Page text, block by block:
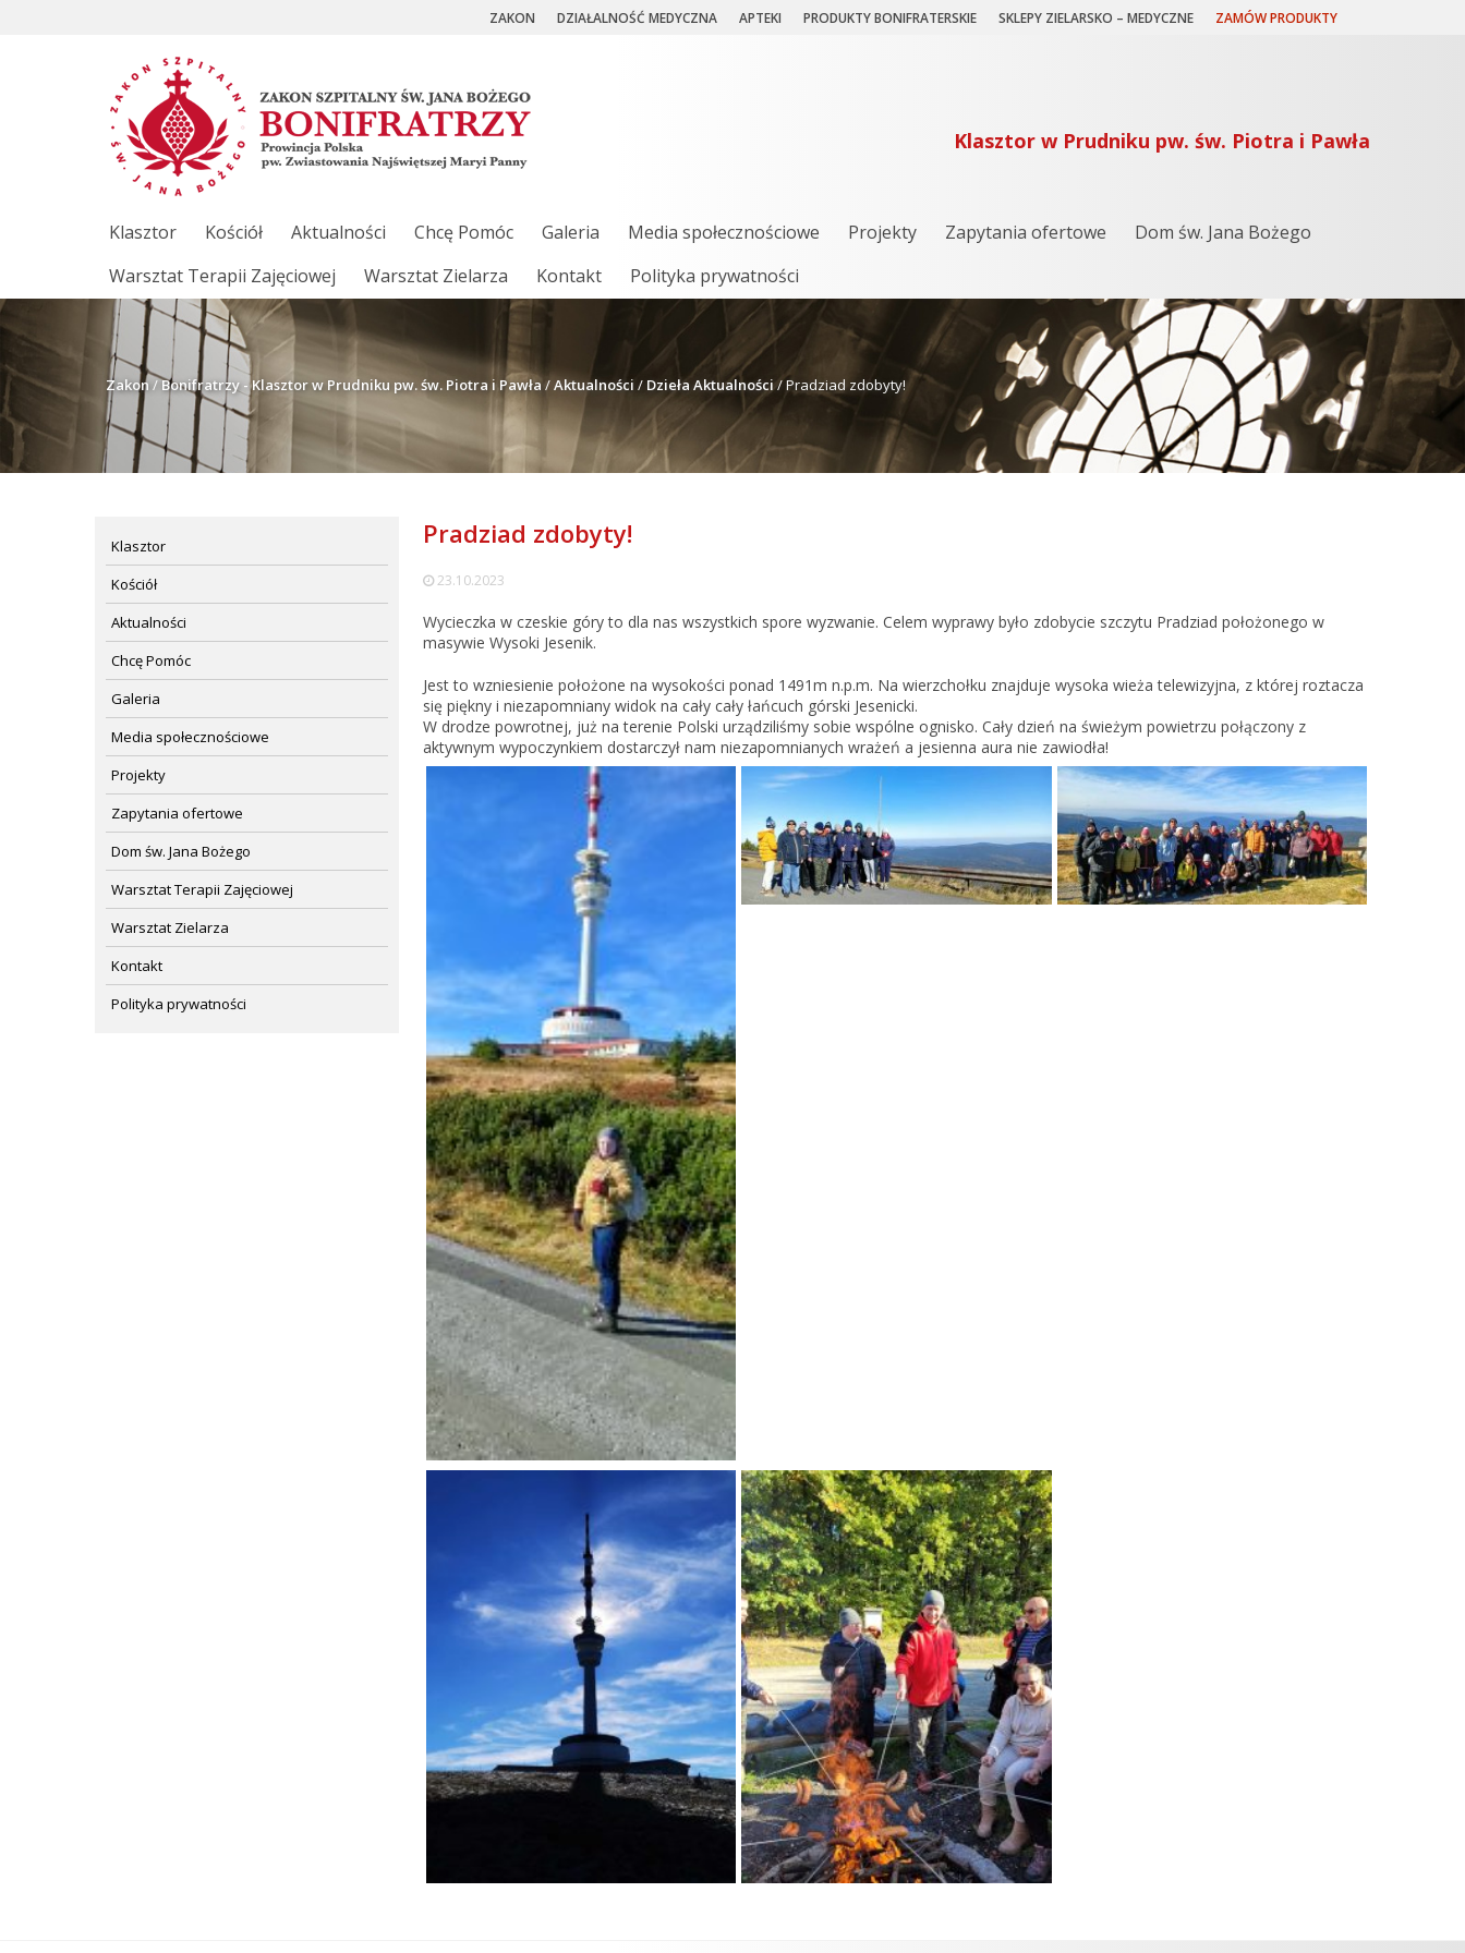
ZAKON DZIAŁALNOŚĆ MEDYCZNA APTEKI PRODUKTY BONIFRATERSKIE SKLEPY ZIELARSKO – MEDYCZNE ZAMÓW PRODUKTY
Klasztor w Prudniku pw. św. Piotra i Pawła
Klasztor Kościół Aktualności Chcę Pomóc Galeria Media społecznościowe Projekty Zapytania ofertowe
Dom św. Jana Bożego
Warsztat Terapii Zajęciowej
Warsztat Zielarza Kontakt Polityka prywatności
Zakon/Bonifratrzy - Klasztor w Prudniku pw. św. Piotra i Pawła /Aktualności / Dzieła Aktualności/Pradziad zdobyty!
Pradziad zdobyty!
23.10.2023
Wycieczka w czeskie góry to dla nas wszystkich spore wyzwanie. Celem wyprawy było zdobycie szczytu Pradziad położonego w
masywie Wysoki Jesenik.
Jest to wzniesienie położone na wysokości ponad 1491m n.p.m. Na wierzchołku znajduje wysoka wieża telewizyjna, z której roztacza
się piękny i niezapomniany widok na cały cały łańcuch górski Jesenicki.
W drodze powrotnej, już na terenie Polski urządziliśmy sobie wspólne ognisko. Cały dzień na świeżym powietrzu połączony z
aktywnym wypoczynkiem dostarczył nam niezapomnianych wrażeń a jesienna aura nie zawiodła!
Klasztor
Kościół
Aktualności
Chcę Pomóc
Galeria
Media społecznościowe
Projekty
Zapytania ofertowe
Dom św. Jana Bożego
Warsztat Terapii Zajęciowej
Warsztat Zielarza
Kontakt
Polityka prywatności